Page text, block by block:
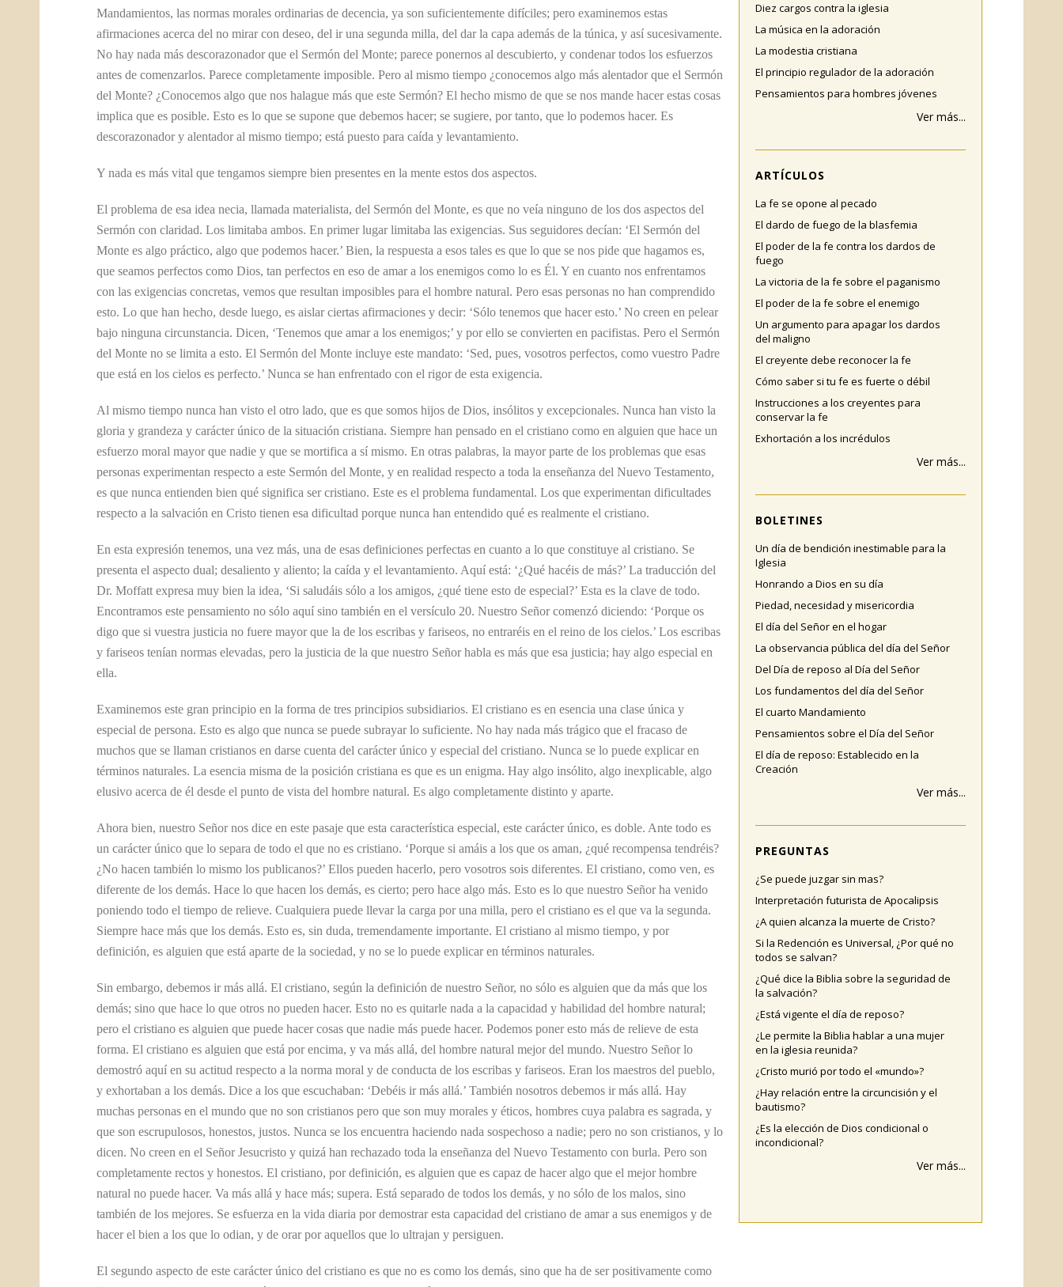
Mandamientos, las normas morales ordinarias de decencia, ya son suficientemente difíciles; pero examinemos estas
afirmaciones acerca del no mirar con deseo, del ir una segunda milla, del dar la capa además de la túnica, y así sucesivamente.
No hay nada más descorazonador que el Sermón del Monte; parece ponernos al descubierto, y condenar todos los esfuerzos
antes de comenzarlos. Parece completamente imposible. Pero al mismo tiempo ¿conocemos algo más alentador que el Sermón
del Monte? ¿Conocemos algo que nos halague más que este Sermón? El hecho mismo de que se nos mande hacer estas cosas
implica que es posible. Esto es lo que se supone que debemos hacer; se sugiere, por tanto, que lo podemos hacer. Es
descorazonador y alentador al mismo tiempo; está puesto para caída y levantamiento.
Y nada es más vital que tengamos siempre bien presentes en la mente estos dos aspectos.
El problema de esa idea necia, llamada materialista, del Sermón del Monte, es que no veía ninguno de los dos aspectos del
Sermón con claridad. Los limitaba ambos. En primer lugar limitaba las exigencias. Sus seguidores decían: ‘El Sermón del
Monte es algo práctico, algo que podemos hacer.’ Bien, la respuesta a esos tales es que lo que se nos pide que hagamos es,
que seamos perfectos como Dios, tan perfectos en eso de amar a los enemigos como lo es Él. Y en cuanto nos enfrentamos
con las exigencias concretas, vemos que resultan imposibles para el hombre natural. Pero esas personas no han comprendido
esto. Lo que han hecho, desde luego, es aislar ciertas afirmaciones y decir: ‘Sólo tenemos que hacer esto.’ No creen en pelear
bajo ninguna circunstancia. Dicen, ‘Tenemos que amar a los enemigos;’ y por ello se convierten en pacifistas. Pero el Sermón
del Monte no se limita a esto. El Sermón del Monte incluye este mandato: ‘Sed, pues, vosotros perfectos, como vuestro Padre
que está en los cielos es perfecto.’ Nunca se han enfrentado con el rigor de esta exigencia.
Al mismo tiempo nunca han visto el otro lado, que es que somos hijos de Dios, insólitos y excepcionales. Nunca han visto la
gloria y grandeza y carácter único de la situación cristiana. Siempre han pensado en el cristiano como en alguien que hace un
esfuerzo moral mayor que nadie y que se mortifica a sí mismo. En otras palabras, la mayor parte de los problemas que esas
personas experimentan respecto a este Sermón del Monte, y en realidad respecto a toda la enseñanza del Nuevo Testamento,
es que nunca entienden bien qué significa ser cristiano. Este es el problema fundamental. Los que experimentan dificultades
respecto a la salvación en Cristo tienen esa dificultad porque nunca han entendido qué es realmente el cristiano.
En esta expresión tenemos, una vez más, una de esas definiciones perfectas en cuanto a lo que constituye al cristiano. Se
presenta el aspecto dual; desaliento y aliento; la caída y el levantamiento. Aquí está: ‘¿Qué hacéis de más?’ La traducción del
Dr. Moffatt expresa muy bien la idea, ‘Si saludáis sólo a los amigos, ¿qué tiene esto de especial?’ Esta es la clave de todo.
Encontramos este pensamiento no sólo aquí sino también en el versículo 20. Nuestro Señor comenzó diciendo: ‘Porque os
digo que si vuestra justicia no fuere mayor que la de los escribas y fariseos, no entraréis en el reino de los cielos.’ Los escribas
y fariseos tenían normas elevadas, pero la justicia de la que nuestro Señor habla es más que esa justicia; hay algo especial en
ella.
Examinemos este gran principio en la forma de tres principios subsidiarios. El cristiano es en esencia una clase única y
especial de persona. Esto es algo que nunca se puede subrayar lo suficiente. No hay nada más trágico que el fracaso de
muchos que se llaman cristianos en darse cuenta del carácter único y especial del cristiano. Nunca se lo puede explicar en
términos naturales. La esencia misma de la posición cristiana es que es un enigma. Hay algo insólito, algo inexplicable, algo
elusivo acerca de él desde el punto de vista del hombre natural. Es algo completamente distinto y aparte.
Ahora bien, nuestro Señor nos dice en este pasaje que esta característica especial, este carácter único, es doble. Ante todo es
un carácter único que lo separa de todo el que no es cristiano. ‘Porque si amáis a los que os aman, ¿qué recompensa tendréis?
¿No hacen también lo mismo los publicanos?’ Ellos pueden hacerlo, pero vosotros sois diferentes. El cristiano, como ven, es
diferente de los demás. Hace lo que hacen los demás, es cierto; pero hace algo más. Esto es lo que nuestro Señor ha venido
poniendo todo el tiempo de relieve. Cualquiera puede llevar la carga por una milla, pero el cristiano es el que va la segunda.
Siempre hace más que los demás. Esto es, sin duda, tremendamente importante. El cristiano al mismo tiempo, y por
definición, es alguien que está aparte de la sociedad, y no se lo puede explicar en términos naturales.
Sin embargo, debemos ir más allá. El cristiano, según la definición de nuestro Señor, no sólo es alguien que da más que los
demás; sino que hace lo que otros no pueden hacer. Esto no es quitarle nada a la capacidad y habilidad del hombre natural;
pero el cristiano es alguien que puede hacer cosas que nadie más puede hacer. Podemos poner esto más de relieve de esta
forma. El cristiano es alguien que está por encima, y va más allá, del hombre natural mejor del mundo. Nuestro Señor lo
demostró aquí en su actitud respecto a la norma moral y de conducta de los escribas y fariseos. Eran los maestros del pueblo,
y exhortaban a los demás. Dice a los que escuchaban: ‘Debéis ir más allá.’ También nosotros debemos ir más allá. Hay
muchas personas en el mundo que no son cristianos pero que son muy morales y éticos, hombres cuya palabra es sagrada, y
que son escrupulosos, honestos, justos. Nunca se los encuentra haciendo nada sospechoso a nadie; pero no son cristianos, y lo
dicen. No creen en el Señor Jesucristo y quizá han rechazado toda la enseñanza del Nuevo Testamento con burla. Pero son
completamente rectos y honestos. El cristiano, por definición, es alguien que es capaz de hacer algo que el mejor hombre
natural no puede hacer. Va más allá y hace más; supera. Está separado de todos los demás, y no sólo de los malos, sino
también de los mejores. Se esfuerza en la vida diaria por demostrar esta capacidad del cristiano de amar a sus enemigos y de
hacer el bien a los que lo odian, y de orar por aquellos que lo ultrajan y persiguen.
El segundo aspecto de este carácter único del cristiano es que no es como los demás, sino que ha de ser positivamente como
Diez cargos contra la iglesia
La música en la adoración
La modestia cristiana
El principio regulador de la adoración
Pensamientos para hombres jóvenes
Ver más...
ARTÍCULOS
La fe se opone al pecado
El dardo de fuego de la blasfemia
El poder de la fe contra los dardos de
fuego
La victoria de la fe sobre el paganismo
El poder de la fe sobre el enemigo
Un argumento para apagar los dardos
del maligno
El creyente debe reconocer la fe
Cómo saber si tu fe es fuerte o débil
Instrucciones a los creyentes para
conservar la fe
Exhortación a los incrédulos
Ver más...
BOLETINES
Un día de bendición inestimable para la
Iglesia
Honrando a Dios en su día
Piedad, necesidad y misericordia
El día del Señor en el hogar
La observancia pública del día del Señor
Del Día de reposo al Día del Señor
Los fundamentos del día del Señor
El cuarto Mandamiento
Pensamientos sobre el Día del Señor
El día de reposo: Establecido en la
Creación
Ver más...
PREGUNTAS
¿Se puede juzgar sin mas?
Interpretación futurista de Apocalipsis
¿A quien alcanza la muerte de Cristo?
Si la Redención es Universal, ¿Por qué no
todos se salvan?
¿Qué dice la Biblia sobre la seguridad de
la salvación?
¿Está vigente el día de reposo?
¿Le permite la Biblia hablar a una mujer
en la iglesia reunida?
¿Cristo murió por todo el «mundo»?
¿Hay relación entre la circuncisión y el
bautismo?
¿Es la elección de Dios condicional o
incondicional?
Ver más...